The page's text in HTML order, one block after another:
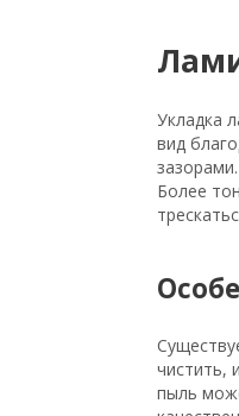
Укладка
вид
Более
чистить,
пыль